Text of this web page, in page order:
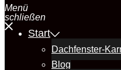
Menü
schließen
Start
Dachfenster-
Blog